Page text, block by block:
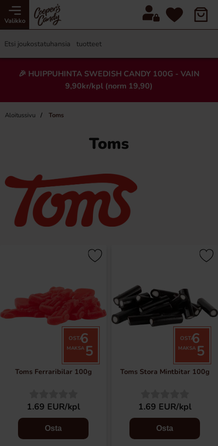
Valikko
🎉 HUIPPUHINTA SWEDISH CANDY 100G - VAIN
9,90kr/kpl (norm 19,90)
Aloitussivu Toms
Toms
OSTA6
MAKSA 5
Toms Ferraribilar 100g
1.69 EUR/kpl
Osta
OSTA6
MAKSA 5
Toms Stora Mintbitar 100g
1.69 EUR/kpl
Osta